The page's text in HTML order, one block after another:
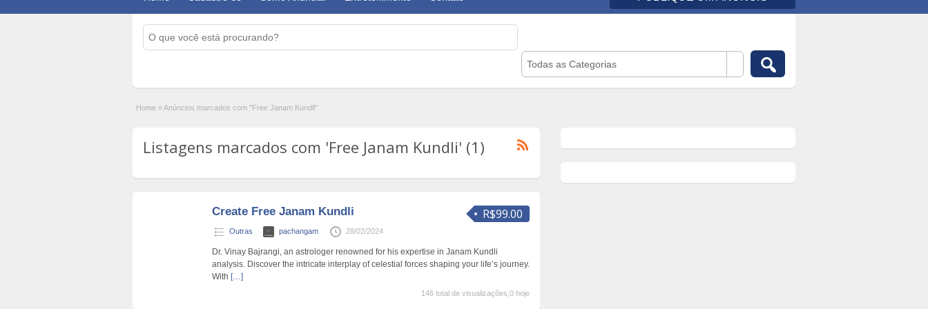
Todas as Categorias
Home »Anúncios marcados com "Free Janam Kundli"
Listagens marcados com 'Free Janam Kundli' (1)
R$99.00
Create Free Janam Kundli
Outras pachangam 28/02/2024
Dr. Vinay Bajrangi, an astrologer renowned for his expertise in Janam Kundli
analysis. Discover the intricate interplay of celestial forces shaping your life’s journey.
With […]
146 total de visualizações,0 hoje